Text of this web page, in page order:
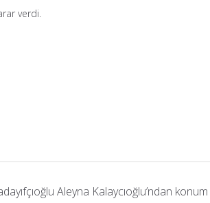
verdi.
Aleyna Kalaycıoğlu’ndan konum